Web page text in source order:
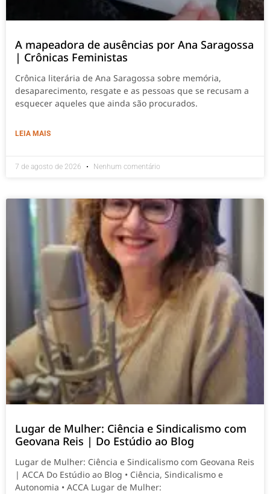
A mapeadora de ausências por Ana Saragossa
| Crônicas Feministas
Crônica literária de Ana Saragossa sobre memória,
desaparecimento, resgate e as pessoas que se recusam a
esquecer aqueles que ainda são procurados.
LEIA MAIS
7 de agosto de 2026 Nenhum comentário
Lugar de Mulher: Ciência e Sindicalismo com
Geovana Reis | Do Estúdio ao Blog
Lugar de Mulher: Ciência e Sindicalismo com Geovana Reis
| ACCA Do Estúdio ao Blog • Ciência, Sindicalismo e
Autonomia • ACCA Lugar de Mulher: